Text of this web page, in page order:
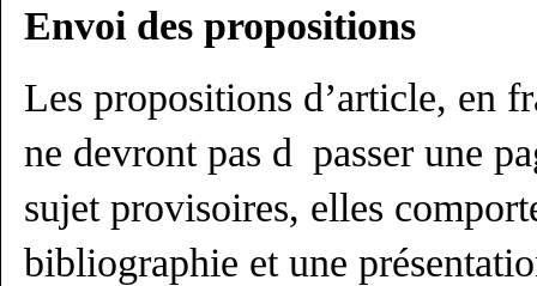
Envoi des propositions
Les propositions d’article, en
ne devront pas d passer une
sujet provisoires, elles
bibliographie et une